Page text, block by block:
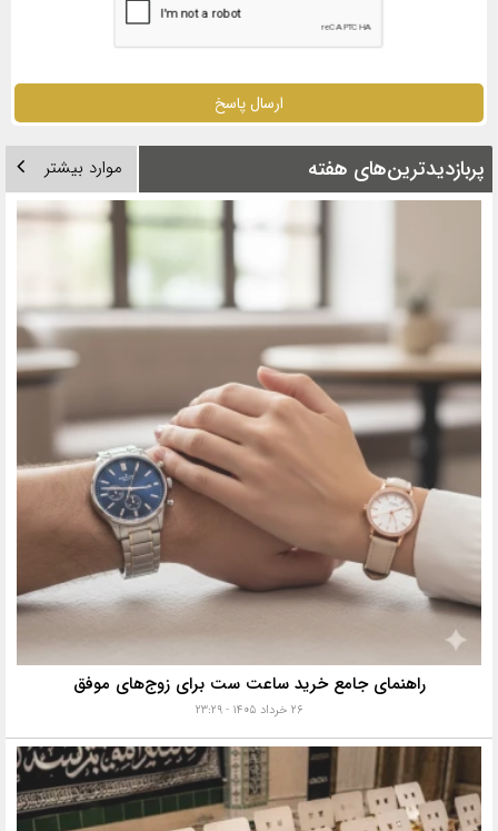
ارسال پاسخ
پربازدیدترین‌های هفته موارد بیشتر
راهنمای جامع خرید ساعت ست برای زوج‌های موفق
۲۶ خرداد ۱۴۰۵ - ۲۳:۲۹